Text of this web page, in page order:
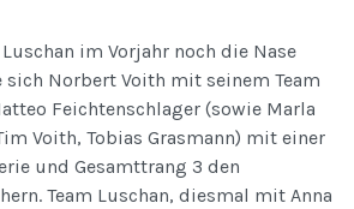
im Vorjahr noch die Nase
sich Norbert Voith mit seinem Team
Feichtenschlager (sowie Marla
Voith, Tobias Grasmann) mit einer
und Gesamttrang 3 den
Team Luschan, diesmal mit Anna